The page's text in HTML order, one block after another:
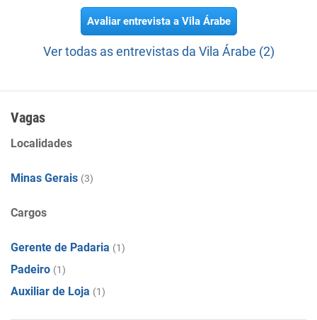
Avaliar entrevista a Vila Árabe
Ver todas as entrevistas da Vila Árabe (2)
Vagas
Localidades
Minas Gerais (3)
Cargos
Gerente de Padaria (1)
Padeiro (1)
Auxiliar de Loja (1)